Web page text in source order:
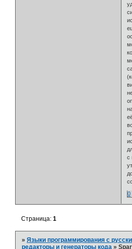
с
0
Страница:1
»Языки программирования с
редакторы и генераторы кода »